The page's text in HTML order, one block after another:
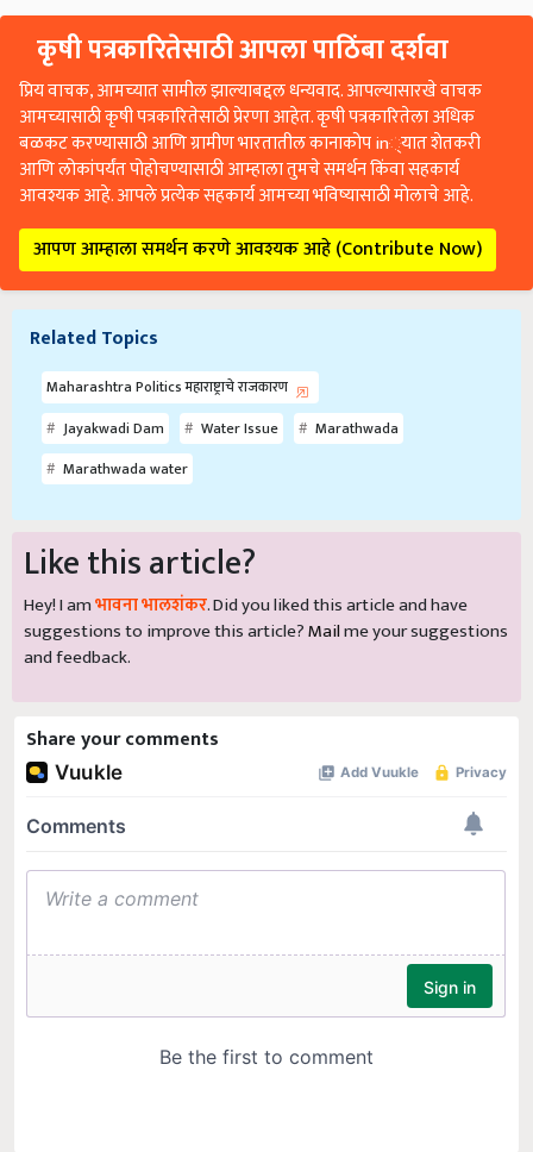
कृषी पत्रकारितेसाठी आपला पाठिंबा दर्शवा
प्रिय वाचक, आमच्यात सामील झाल्याबद्दल धन्यवाद. आपल्यासारखे वाचक
आमच्यासाठी कृषी पत्रकारितेसाठी प्रेरणा आहेत. कृषी पत्रकारितेला अधिक
बळकट करण्यासाठी आणि ग्रामीण भारतातील कानाकोप in्यात शेतकरी
आणि लोकांपर्यंत पोहोचण्यासाठी आम्हाला तुमचे समर्थन किंवा सहकार्य
आवश्यक आहे. आपले प्रत्येक सहकार्य आमच्या भविष्यासाठी मोलाचे आहे.
आपण आम्हाला समर्थन करणे आवश्यक आहे (Contribute Now)
Related Topics
Maharashtra Politics महाराष्ट्राचे राजकारण
Jayakwadi Dam
Water Issue
Marathwada
Marathwada water
Like this article?
Hey! I amभावना भालशंकर. Did you liked this article and have
suggestions to improve this article?Mailme your suggestions
and feedback.
Share your comments